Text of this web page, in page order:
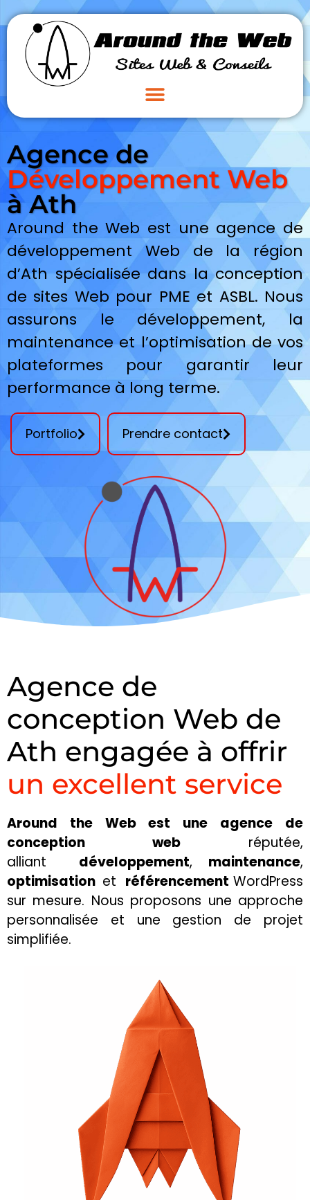
Agence de
Développement Web
à Ath
Around the Web est une agence de
développement Web de la région
d’Ath spécialisée dans la conception
de sites Web pour PME et ASBL. Nous
assurons le développement, la
maintenance et l’optimisation de vos
plateformes pour garantir leur
performance à long terme.
Portfolio Prendre contact
Agence de
conception Web de
Ath engagée à offrir
un excellent service
Around the Web est une agence de
conception web réputée,
alliant développement, maintenance,
optimisation et référencement WordPress
sur mesure. Nous proposons une approche
personnalisée et une gestion de projet
simplifiée.